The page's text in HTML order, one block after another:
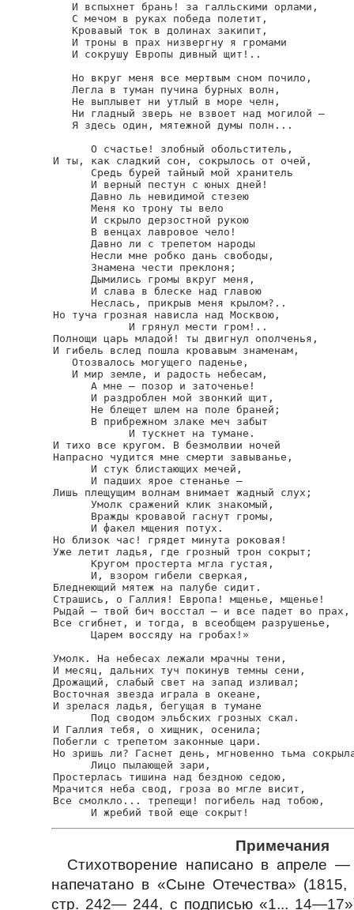
   И вспыхнет брань! за галльскими орлами,
   С мечом в руках победа полетит,
   Кровавый ток в долинах закипит,
   И троны в прах низвергну я громами
   И сокрушу Европы дивный щит!..
   Но вкруг меня все мертвым сном почило,
   Легла в туман пучина бурных волн,
   Не выплывет ни утлый в море челн,
   Ни гладный зверь не взвоет над могилой —
   Я здесь один, мятежной думы полн...
      О счастье! злобный обольститель,
И ты, как сладкий сон, сокрылось от очей,
      Средь бурей тайный мой хранитель
      И верный пестун с юных дней!
      Давно ль невидимой стезею
      Меня ко трону ты вело
      И скрыло дерзостной рукою
      В венцах лавровое чело!
      Давно ли с трепетом народы
      Несли мне робко дань свободы,
      Знамена чести преклоня;
      Дымились громы вкруг меня,
      И слава в блеске над главою
      Неслась, прикрыв меня крылом?..
Но туча грозная нависла над Москвою,
            И грянул мести гром!..
Полнощи царь младой! ты двигнул ополченья,
И гибель вслед пошла кровавым знаменам,
   Отозвалось могущего паденье,
   И мир земле, и радость небесам,
      А мне — позор и заточенье!
      И раздроблен мой звонкий щит,
      Не блещет шлем на поле браней;
      В прибрежном злаке меч забыт
            И тускнет на тумане.
И тихо все кругом. В безмолвии ночей
Напрасно чудится мне смерти завыванье,
      И стук блистающих мечей,
      И падших ярое стенанье —
Лишь плещущим волнам внимает жадный слух;
      Умолк сражений клик знакомый,
      Вражды кровавой гаснут громы,
      И факел мщения потух.
Но близок час! грядет минута роковая!
Уже летит ладья, где грозный трон сокрыт;
      Кругом простерта мгла густая,
      И, взором гибели сверкая,
Бледнеющий мятеж на палубе сидит.
Страшись, о Галлия! Европа! мщенье, мщенье!
Рыдай — твой бич восстал — и все падет во прах,
Все сгибнет, и тогда, в всеобщем разрушенье,
      Царем воссяду на гробах!»
Умолк. На небесах лежали мрачны тени,
И месяц, дальних туч покинув темны сени,
Дрожащий, слабый свет на запад изливал;
Восточная звезда играла в океане,
И зрелася ладья, бегущая в тумане
      Под сводом эльбских грозных скал.
И Галлия тебя, о хищник, осенила;
Побегли с трепетом законные цари.
Но зришь ли? Гаснет день, мгновенно тьма
      Лицо пылающей зари,
Простерлась тишина над бездною седою,
Мрачится неба свод, гроза во мгле висит,
Все смолкло... трепещи! погибель над тобою,
Примечания
Стихотворение написано в апреле
напечатано в «Сыне Отечества»
стр. 242— 244, с подписью «1...